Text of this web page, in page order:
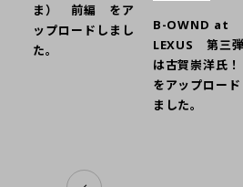
ま） 前編 をア
ップロードしまし
た。
B-OWND at
LEXUS 第三弾
は古賀崇洋氏
をアップロード
ました。